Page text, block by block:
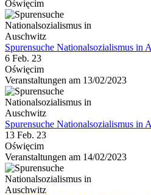
Oświęcim
Spurensuche Nationalsozialismus in
6 Feb. 23
Oświęcim
Veranstaltungen am 13/02/2023
Spurensuche Nationalsozialismus in
13 Feb. 23
Oświęcim
Veranstaltungen am 14/02/2023